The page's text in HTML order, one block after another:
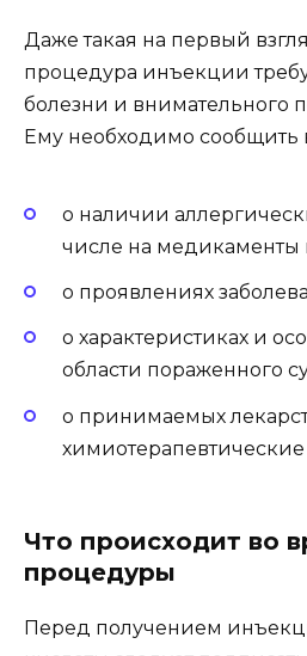
Даже такая на первый
процедура инъекции
болезни и внимательного
Ему необходимо сообщить
о наличии
числе на медикаменты
о проявлениях
о характеристиках и
области пораженного
о принимаемых
Что происходит во
процедуры
Перед получением